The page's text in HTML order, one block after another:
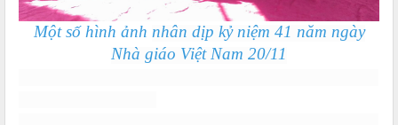
Một số hình ảnh nhân dịp kỷ niệm 41 năm ngày
Nhà giáo Việt Nam 20/11